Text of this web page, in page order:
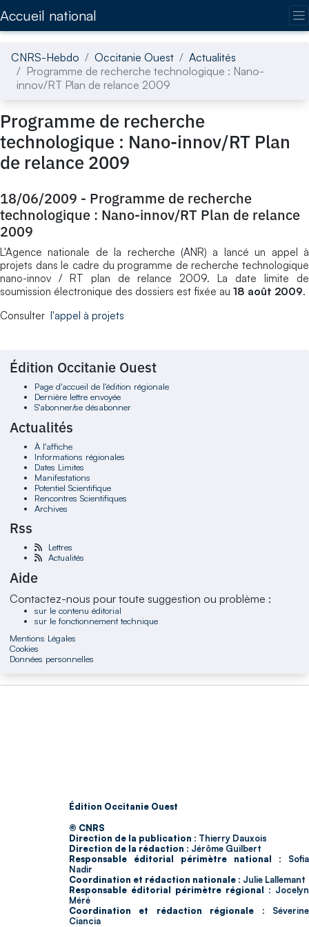
Accueil national
CNRS-Hebdo Occitanie Ouest
Actualités
Programme de recherche technologique : Nano-
innov/RT Plan de relance 2009
Programme de recherche
technologique : Nano-innov/RT Plan
de relance 2009
18/06/2009 - Programme de recherche
technologique : Nano-innov/RT Plan de relance
2009
L'Agence nationale de la recherche (ANR) a lancé un appel à
projets dans le cadre du programme de recherche technologique
nano-innov / RT plan de relance 2009. La date limite de
soumission électronique des dossiers est fixée au 18 août 2009.
Consulter l'appel à projets
Édition Occitanie Ouest
Page d'accueil de l'édition régionale
Dernière lettre envoyée
S'abonner/se désabonner
Actualités
À l'affiche
Informations régionales
Dates Limites
Manifestations
Potentiel Scientifique
Rencontres Scientifiques
Archives
Rss
Lettres
Actualités
Aide
Contactez-nous pour toute suggestion ou problème :
sur le contenu éditorial
sur le fonctionnement technique
Mentions Légales
Cookies
Données personnelles
Édition Occitanie Ouest
© CNRS
Direction de la publication : Thierry Dauxois
Direction de la rédaction : Jérôme Guilbert
Responsable éditorial périmètre national : Sofia
Nadir
Coordination et rédaction nationale : Julie Lallemant
Responsable éditorial périmètre régional : Jocelyn
Méré
Coordination et rédaction régionale : Séverine
Ciancia